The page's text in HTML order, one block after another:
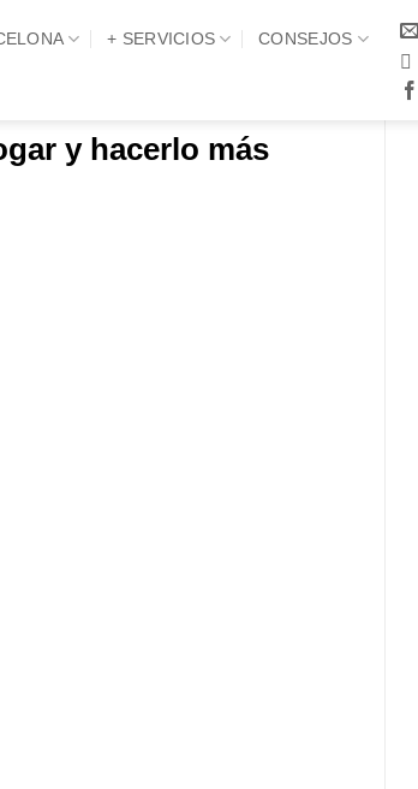
+ SERVICIOS CONSEJOS
DE ACCESIBILIDAD
y hacerlo más